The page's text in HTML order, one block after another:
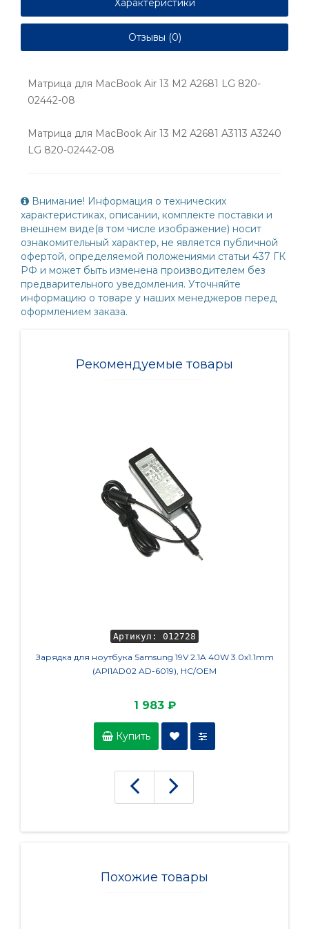
Отзывы (0)
Матрица для MacBook Air 13 M2 A2681 LG 820-
02442-08
Матрица для MacBook Air 13 M2 A2681 A3113 A3240
LG 820-02442-08
Внимание! Информация о технических
характеристиках, описании, комплекте поставки и
внешнем виде(в том числе изображение) носит
ознакомительный характер, не является публичной
офертой, определяемой положениями статьи 437 ГК
РФ и может быть изменена производителем без
предварительного уведомления. Уточняйте
информацию о товаре у наших менеджеров перед
оформлением заказа.
Рекомендуемые товары
Артикул: 012728
Зарядка для ноутбука Samsung 19V 2.1A 40W 3.0x1.1mm
(API1AD02 AD-6019), HC/OEM
1 983 ₽
Купить
Похожие товары